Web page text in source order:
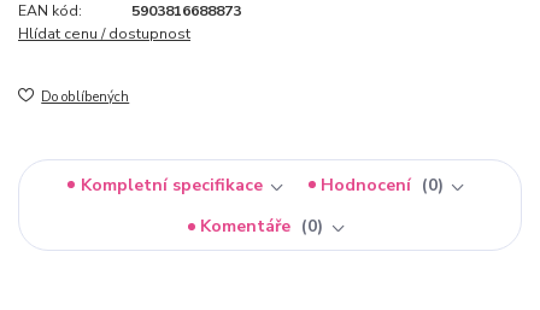
EAN kód:
5903816688873
Hlídat cenu / dostupnost
Do oblíbených
Kompletní specifikace Hodnocení
0
Komentáře
0